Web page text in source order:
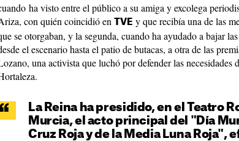
ha visto entre el público a su amiga y excolega
con quién coincidió en
TVE y que recibía una de las
se otorgaban, y la segunda, cuando ha ayudado a bajar las
el escenario hasta el patio de butacas, a otra de las
una activista que luchó por defender las necesidades
La Reina ha presidido, en el Teatro
Murcia, el acto principal del "Día
Cruz Roja y de la Media Luna Roja",